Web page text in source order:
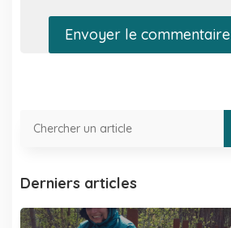
Envoyer le commentaire
Derniers articles